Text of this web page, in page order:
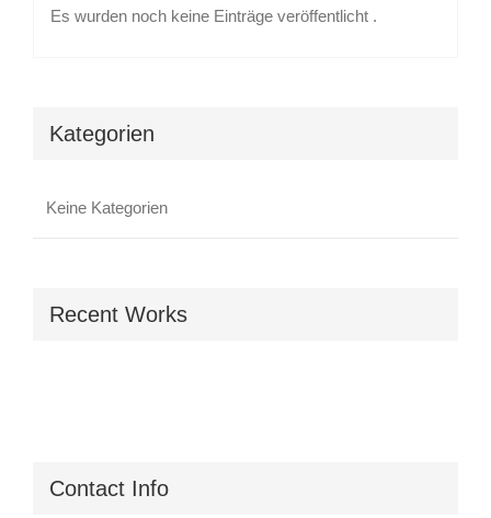
Es wurden noch keine Einträge veröffentlicht .
Kategorien
Keine Kategorien
Recent Works
Contact Info